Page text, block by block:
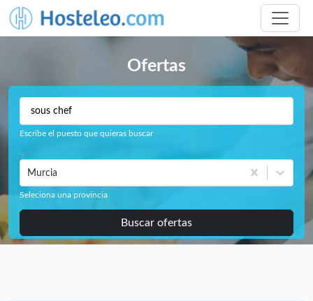
Ofertas
Escribe el puesto que quieras buscar
Murcia
Seleciona una provincia
Buscar ofertas